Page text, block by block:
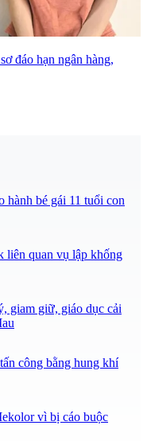
đáo hạn ngân hàng,
hành bé gái 11 tuổi con
liên quan vụ lập khống
giam giữ, giáo dục cải
công bằng hung khí
vì bị cáo buộc